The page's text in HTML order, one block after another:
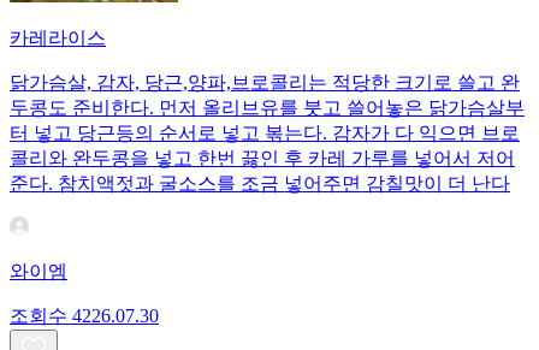
카레라이스
닭가슴살, 감자, 당근,양파,브로콜리는 적당한 크기로 쓸고 완
두콩도 준비한다. 먼저 올리브유를 붓고 쓸어놓은 닭가슴살부
터 넣고 당근등의 순서로 넣고 볶는다. 감자가 다 익으면 브로
콜리와 완두콩을 넣고 한번 끓인 후 카레 가루를 넣어서 저어
준다. 참치액젓과 굴소스를 조금 넣어주면 감칠맛이 더 난다
와이엠
조회수 4226.07.30